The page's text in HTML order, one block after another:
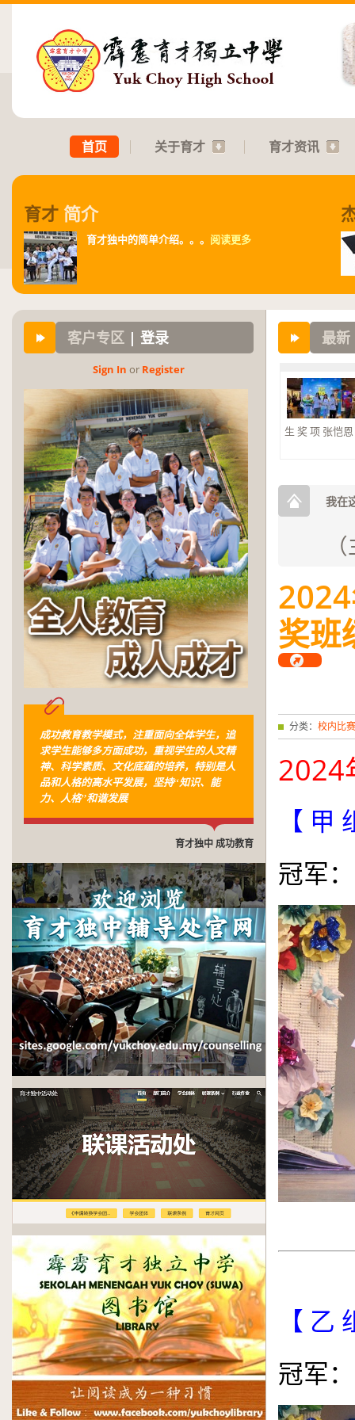
首页 关于育才 育才资讯
育才 简介
育才独中的简单介绍。。。 阅读更多
客户专区 | 登录
Sign In or Reg­is­ter
成功教育教学模式，注重面向全体学生，追
求学生能够多方面成功，重视学生的人文精
神、科学素质、文化底蕴的培养，特别是人
品和人格的高水平发展，坚持“知识、能
力、人格”和谐发展
育才独中 成功教育
最新
生 奖 项 张恺
我在
2024
奖班
分类： 校内比赛
2024
【 甲
冠军
【 乙
冠军